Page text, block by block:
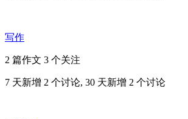
写作
2 篇作文 3 个关注
7 天新增 2 个讨论, 30 天新增 2 个讨论